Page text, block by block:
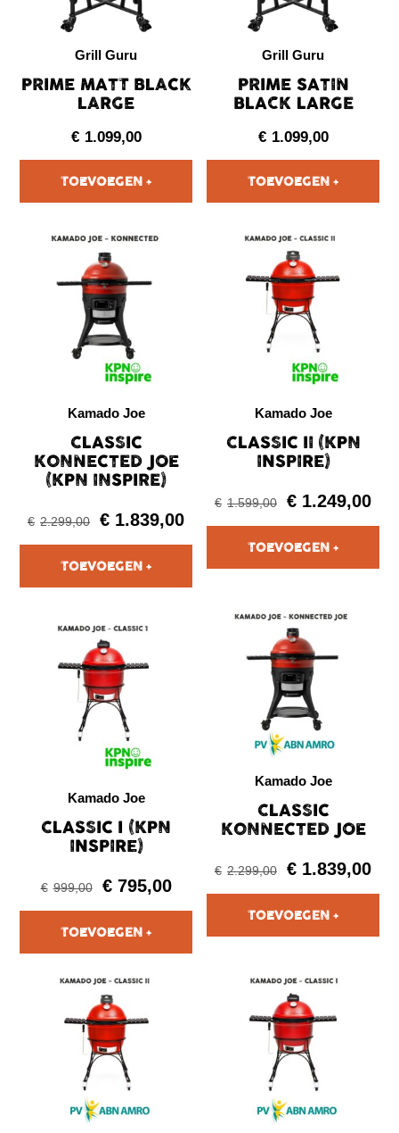
Grill Guru
PRIME MATT BLACK
LARGE
€ 1.099,00
Grill Guru
PRIME SATIN
BLACK LARGE
€ 1.099,00
Kamado Joe
CLASSIC
KONNECTED JOE
(KPN INSPIRE)
€ 2.299,00 € 1.839,00
Kamado Joe
CLASSIC II (KPN
INSPIRE)
€ 1.599,00 € 1.249,00
Kamado Joe
CLASSIC I (KPN
INSPIRE)
€ 999,00 € 795,00
Kamado Joe
CLASSIC
KONNECTED JOE
€ 2.299,00 € 1.839,00